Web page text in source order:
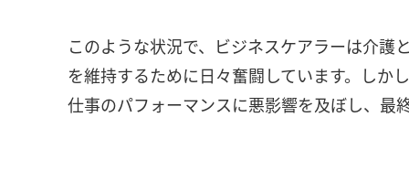
このような状況で、ビジネスケアラーは介
を維持するために日々奮闘しています。しか
仕事のパフォーマンスに悪影響を及ぼし、最